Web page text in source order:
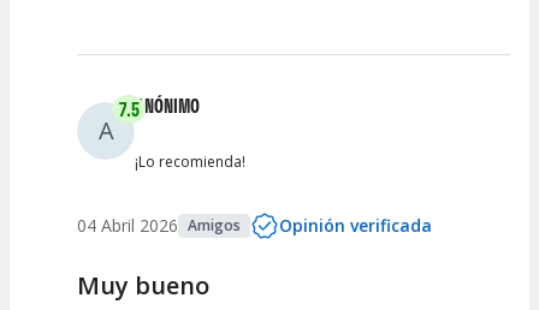
A
7.5ANÓNIMO
¡Lo recomienda!
04 Abril 2026 Amigos Opinión verificada
Muy bueno